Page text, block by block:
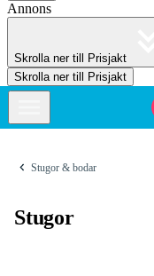
Annons
Skrolla ner till Prisjakt
Skrolla ner till Prisjakt
Stugor & bodar
Stugor